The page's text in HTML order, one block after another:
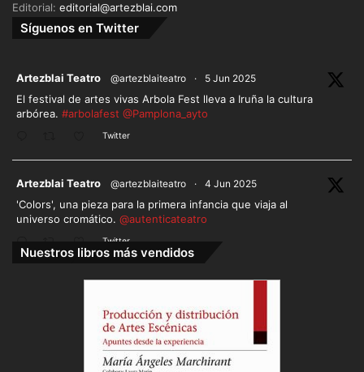
Editorial: editorial@artezblai.com
Síguenos en Twitter
Artezblai Teatro @artezblaiteatro · 5 Jun 2025
El festival de artes vivas Arbola Fest lleva a Iruña la cultura
arbórea. #arbolafest @Pamplona_ayto
Twitter
Artezblai Teatro @artezblaiteatro · 4 Jun 2025
'Colors', una pieza para la primera infancia que viaja al
universo cromático. @autenticateatro
Twitter
Cargar más
Nuestros libros más vendidos